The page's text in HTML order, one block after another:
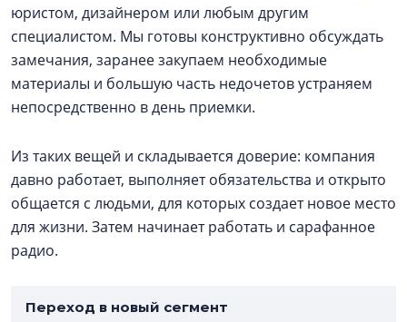
юристом, дизайнером или любым другим
специалистом. Мы готовы конструктивно обсуждать
замечания, заранее закупаем необходимые
материалы и большую часть недочетов устраняем
непосредственно в день приемки.
Из таких вещей и складывается доверие: компания
давно работает, выполняет обязательства и открыто
общается с людьми, для которых создает новое место
для жизни. Затем начинает работать и сарафанное
радио.
Переход в новый сегмент